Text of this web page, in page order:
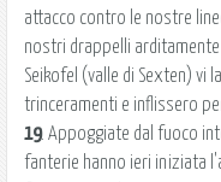
attacco contro le nostre
nostri drappelli arditamente
Seikofel (valle di Sexten) vi
trinceramenti e inflissero
19. Appoggiate dal fuoco
fanterie hanno ieri iniziata